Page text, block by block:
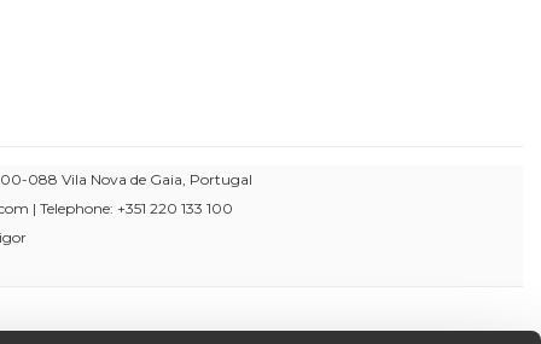
088 Vila Nova de Gaia, Portugal
| Telephone: +351 220 133 100